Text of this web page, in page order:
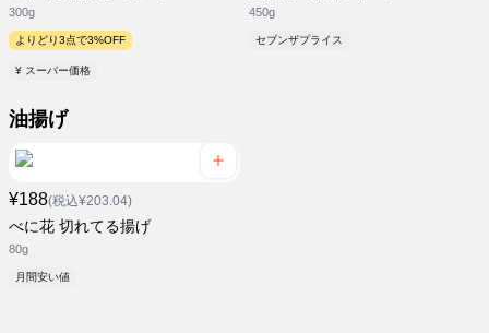
300g
よりどり3点で3%OFF
¥ スーパー価格
450g
セブンザプライス
油揚げ
¥188(税込¥203.04)
べに花 切れてる揚げ
80g
月間安い値